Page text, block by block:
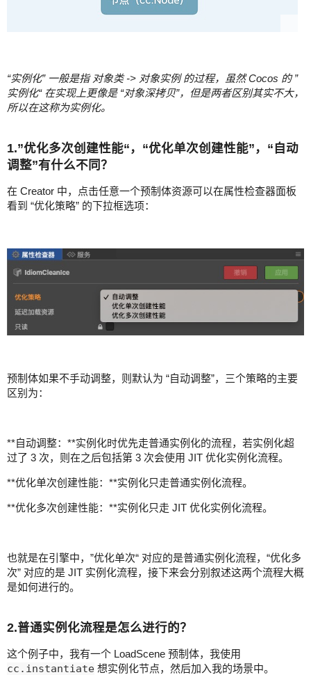
“实例化” 一般是指 对象类 -> 对象实例 的过程，虽然 Cocos 的 ”
实例化“ 在实现上更像是 “对象深拷贝”，但是两者区别其实不大，
所以在这称为实例化。
1.”优化多次创建性能“，“优化单次创建性能”，“自动
调整”有什么不同？
在 Creator 中，点击任意一个预制体资源可以在属性检查器面板
看到 “优化策略” 的下拉框选项：
预制体如果不手动调整，则默认为 “自动调整”，三个策略的主要
区别为：
**自动调整：**实例化时优先走普通实例化的流程，若实例化超
过了 3 次，则在之后包括第 3 次会使用 JIT 优化实例化流程。
**优化单次创建性能：**实例化只走普通实例化流程。
**优化多次创建性能：**实例化只走 JIT 优化实例化流程。
也就是在引擎中，”优化单次“ 对应的是普通实例化流程，“优化多
次” 对应的是 JIT 实例化流程，接下来会分别叙述这两个流程大概
是如何进行的。
2.普通实例化流程是怎么进行的？
这个例子中，我有一个 LoadScene 预制体，我使用
cc.instantiate 想实例化节点，然后加入我的场景中。